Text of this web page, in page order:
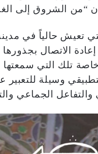
“من الشروق إلى
تعيش حالياً في
الاتصال
وخاصة تلك التي
وسيلة للتعبير
والتفاعل الجماعي